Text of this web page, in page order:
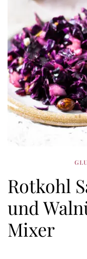
Rotkohl
und
Mixer